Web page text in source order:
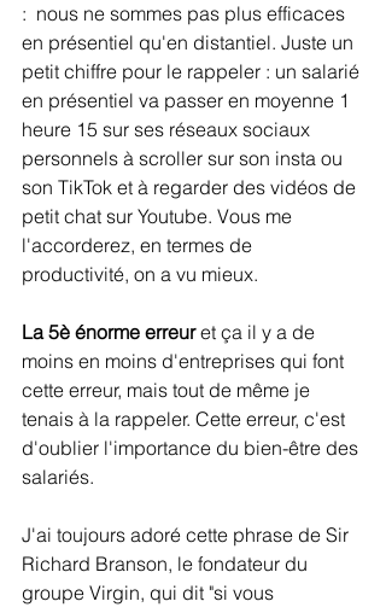
:  nous ne sommes pas plus efficaces
en présentiel qu'en distantiel. Juste un
petit chiffre pour le rappeler : un salarié
en présentiel va passer en moyenne 1
heure 15 sur ses réseaux sociaux
personnels à scroller sur son insta ou
son TikTok et à regarder des vidéos de
petit chat sur Youtube. Vous me
l'accorderez, en termes de
productivité, on a vu mieux.
La 5è énorme erreur et ça il y a de
moins en moins d'entreprises qui font
cette erreur, mais tout de même je
tenais à la rappeler. Cette erreur, c'est
d'oublier l'importance du bien-être des
salariés.
J'ai toujours adoré cette phrase de Sir
Richard Branson, le fondateur du
groupe Virgin, qui dit "si vous